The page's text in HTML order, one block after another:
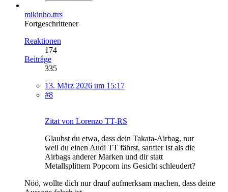
mikinho.ttrs
Fortgeschrittener
Reaktionen
174
Beiträge
335
13. März 2026 um 15:17
#8
Zitat von Lorenzo TT-RS
Glaubst du etwa, dass dein Takata-Airbag, nur
weil du einen Audi TT fährst, sanfter ist als die
Airbags anderer Marken und dir statt
Metallsplittern Popcorn ins Gesicht schleudert?
Nöö, wollte dich nur drauf aufmerksam machen, dass deine